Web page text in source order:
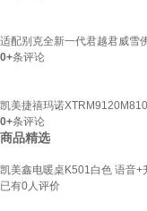
适配别克全新一代君越君威雪
0+条评论
凯美捷禧玛诺
0+条评论
商品精选
凯美鑫电暖桌K501白色 语音
已有0人评价